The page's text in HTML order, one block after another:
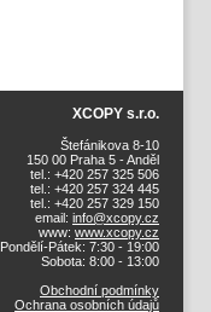
XCOPY s.r.o.
Štefánikova 8-10
150 00 Praha 5 - Anděl
tel.: +420 257 325 506
tel.: +420 257 324 445
tel.: +420 257 329 150
email: info@xcopy.cz
www: www.xcopy.cz
Pondělí-Pátek: 7:30 - 19:00
Sobota: 8:00 - 13:00
Obchodní podmínky
Ochrana osobních údajů